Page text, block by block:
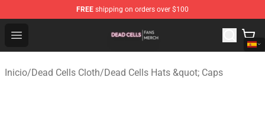
FREE shipping on orders over $100
Open menu
Dead Cells Shop - Official Dead Cells Merchandise Store
Inicio/Dead Cells Cloth/Dead Cells Hats &quot; Caps